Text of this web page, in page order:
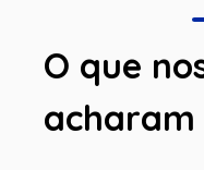
O que